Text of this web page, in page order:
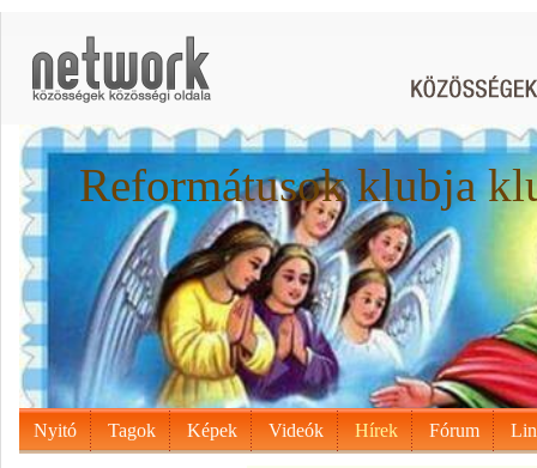
Reformátusok klubja
Nyitó Tagok Képek Videók Hírek Fórum